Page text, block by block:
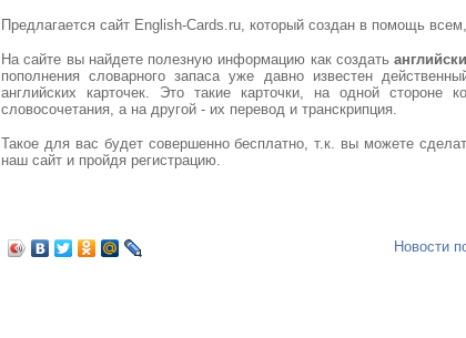
Предлагается сайт English-Cards.ru, который создан в помощь
На сайте вы найдете полезную информацию как создать
пополнения словарного запаса уже давно известен
английских карточек. Это такие карточки, на одной стороне
словосочетания, а на другой - их перевод и транскрипция.
Такое для вас будет совершенно бесплатно, т.к. вы можете
наш сайт и пройдя регистрацию.
Новости